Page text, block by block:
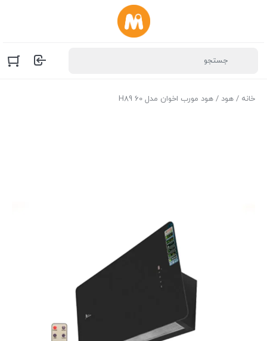
خانه / هود / هود مورب اخوان مدل H89 60